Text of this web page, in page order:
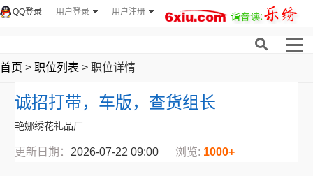
用户登录 用户注册
QQ登录
首页 > 职位列表 > 职位详情
诚招打带，车版，查货组长
艳娜绣花礼品厂
更新日期： 2026-07-22 09:00 浏览: 1000+